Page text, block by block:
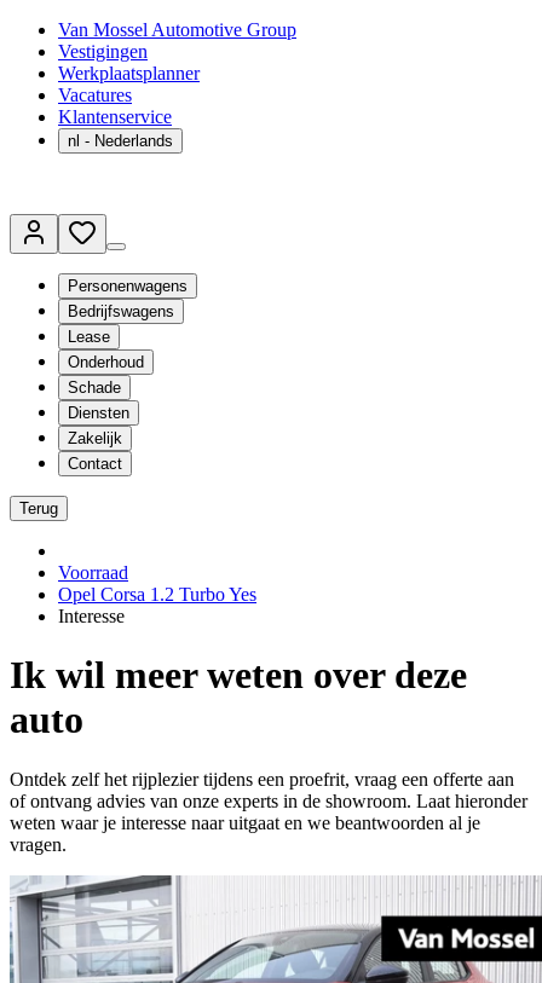
Van Mossel Automotive Group
Vestigingen
Werkplaatsplanner
Vacatures
Klantenservice
nl - Nederlands
Personenwagens
Bedrijfswagens
Lease
Onderhoud
Schade
Diensten
Zakelijk
Contact
Terug
Voorraad
Opel Corsa 1.2 Turbo Yes
Interesse
Ik wil meer weten over deze
auto
Ontdek zelf het rijplezier tijdens een proefrit, vraag een offerte aan
of ontvang advies van onze experts in de showroom. Laat hieronder
weten waar je interesse naar uitgaat en we beantwoorden al je
vragen.